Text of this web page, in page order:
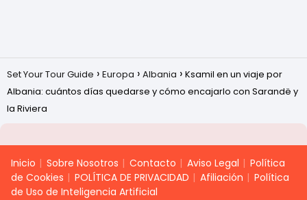
Set Your Tour Guide Europa Albania
Ksamil en un viaje por
Albania: cuántos días quedarse y cómo encajarlo con Sarandë y
la Riviera
Inicio Sobre Nosotros Contacto Aviso Legal
Política
de Cookies
POLÍTICA DE PRIVACIDAD Afiliación
Política
de Uso de Inteligencia Artificial